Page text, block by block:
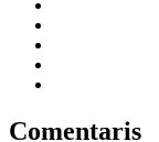
Comentaris